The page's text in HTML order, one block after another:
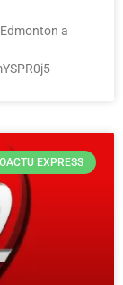
a
EXPRESS